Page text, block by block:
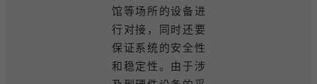
馆等场所的设备进
行对接，同时还要
保证系统的安全性
和稳定性。由于涉